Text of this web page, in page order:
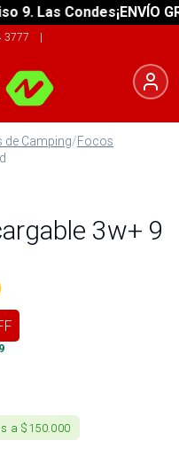
Las Condes¡ENVÍO
3777 |
de Camping/Focos
3w+ 9
a $150.000